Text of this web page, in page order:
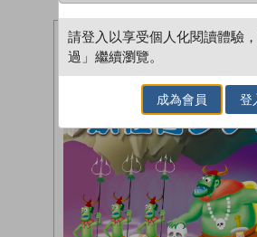
請登入以享受個人化閱讀體驗
過」繼續瀏覽。
成為會員 登